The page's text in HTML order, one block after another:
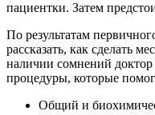
пациентки. Затем
По результатам
рассказать, как сделать
наличии сомнений
процедуры, которые
Общий и